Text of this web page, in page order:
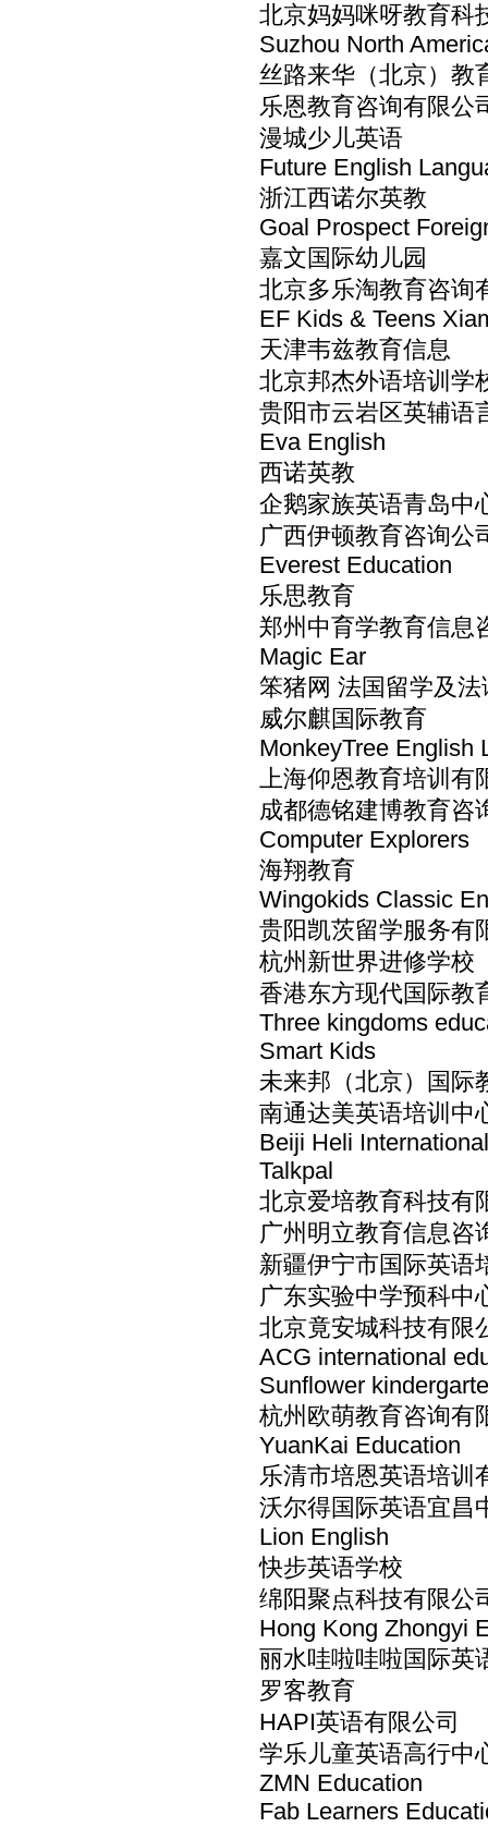
北京妈妈咪呀教育科
Suzhou North
丝路来华（北京）教
乐恩教育咨询有限公
漫城少儿英语
Future English
浙江西诺尔英教
Goal Prospect
嘉文国际幼儿园
北京多乐淘教育咨询
EF Kids & Teens
天津韦兹教育信息
北京邦杰外语培训学
贵阳市云岩区英辅语
Eva English
西诺英教
企鹅家族英语青岛中
广西伊顿教育咨询公
Everest Education
乐思教育
郑州中育学教育信息
Magic Ear
笨猪网 法国留学及法
威尔麒国际教育
MonkeyTree English
上海仰恩教育培训有
成都德铭建博教育咨
Computer Explorers
海翔教育
Wingokids Classic
贵阳凯茨留学服务有
杭州新世界进修学校
香港东方现代国际教
Three kingdoms
Smart Kids
未来邦（北京）国际
南通达美英语培训中
Beiji Heli
Talkpal
北京爱培教育科技有
广州明立教育信息咨
新疆伊宁市国际英语
广东实验中学预科中
北京竟安城科技有限
ACG international
Sunflower
杭州欧萌教育咨询有
YuanKai Education
乐清市培恩英语培训
沃尔得国际英语宜昌
Lion English
快步英语学校
绵阳聚点科技有限公
Hong Kong Zhongyi
丽水哇啦哇啦国际英
罗客教育
HAPI英语有限公司
学乐儿童英语高行中
ZMN Education
Fab Learners